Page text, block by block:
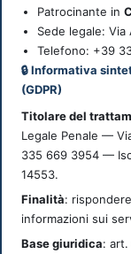
Patrocinante in
Sede legale: Via
Telefono: +39
🔒 Informativa
(GDPR)
Titolare del
Legale Penale —
335 669 3954 —
14553.
Finalità:
informazioni sui
Base giuridica: art.